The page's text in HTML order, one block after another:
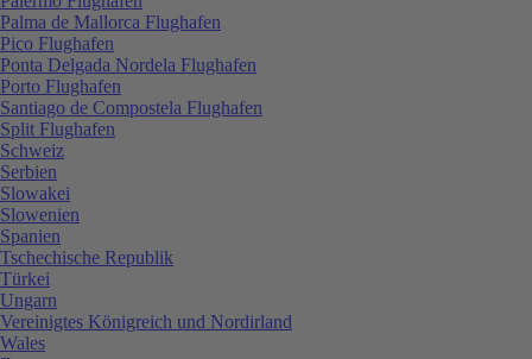
Palma de Mallorca Flughafen
Pico Flughafen
Ponta Delgada Nordela Flughafen
Porto Flughafen
Santiago de Compostela Flughafen
Split Flughafen
Schweiz
Serbien
Slowakei
Slowenien
Spanien
Tschechische Republik
Türkei
Ungarn
Vereinigtes Königreich und Nordirland
Wales